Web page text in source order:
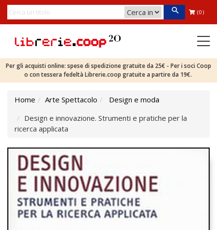
(0)
Per gli acquisti online: spese di spedizione gratuite da 25€ - Per i soci Coop
o con tessera fedeltà Librerie.coop gratuite a partire da 19€.
Home Arte Spettacolo
Design e moda
Design e innovazione. Strumenti e pratiche per la
ricerca applicata